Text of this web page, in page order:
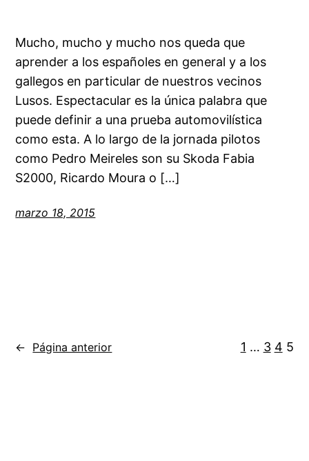
Mucho, mucho y mucho nos queda que
aprender a los españoles en general y a los
gallegos en particular de nuestros vecinos
Lusos. Espectacular es la única palabra que
puede definir a una prueba automovilística
como esta. A lo largo de la jornada pilotos
como Pedro Meireles son su Skoda Fabia
S2000, Ricardo Moura o […]
marzo 18, 2015
← Página anterior 1 … 3 4 5